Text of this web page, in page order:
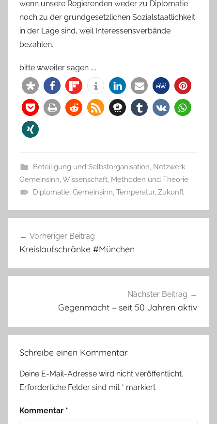
wenn unsere Regierenden weder zu Diplomatie
noch zu der grundgesetzlichen Sozialstaatlichkeit
in der Lage sind, weil Interessensverbände
bezahlen.
bitte wweiter sagen ....
Beteiligung und Selbstorganisation Netzwerk
Gemeinsinn Wissenschaft, Methoden und Theorie
Diplomatie, Gemeinsinn Temperatur, Zukunft
Vorheriger Beitrag
Kreislaufschränke #München
Nächster Beitrag
Gegenmacht – seit 50 Jahren aktiv
Schreibe einen Kommentar
Deine E-Mail-Adresse wird nicht veröffentlicht.
Erforderliche Felder sind mit * markiert
Kommentar *